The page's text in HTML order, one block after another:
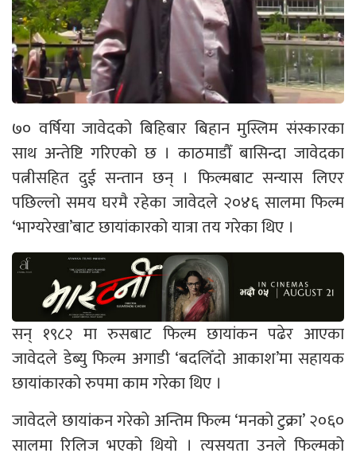
७० वर्षिया जावेदको बिहिबार बिहान मुस्लिम संस्कारका
साथ अन्तेष्टि गरिएको छ । काठमाडौँ बासिन्दा जावेदका
पत्नीसहित दुई सन्तान छन् । फिल्मबाट सन्यास लिएर
पछिल्लो समय घरमै रहेका जावेदले २०४६ सालमा फिल्म
‘भाग्यरेखा’बाट छायांकारको यात्रा तय गरेका थिए ।
सन् १९८२ मा रुसबाट फिल्म छायांकन पढेर आएका
जावेदले डेब्यु फिल्म अगाडी ‘बदलिँदो आकाश’मा सहायक
छायांकारको रुपमा काम गरेका थिए ।
जावेदले छायांकन गरेको अन्तिम फिल्म ‘मनको टुक्रा’ २०६०
सालमा रिलिज भएको थियो । त्यसयता उनले फिल्मको